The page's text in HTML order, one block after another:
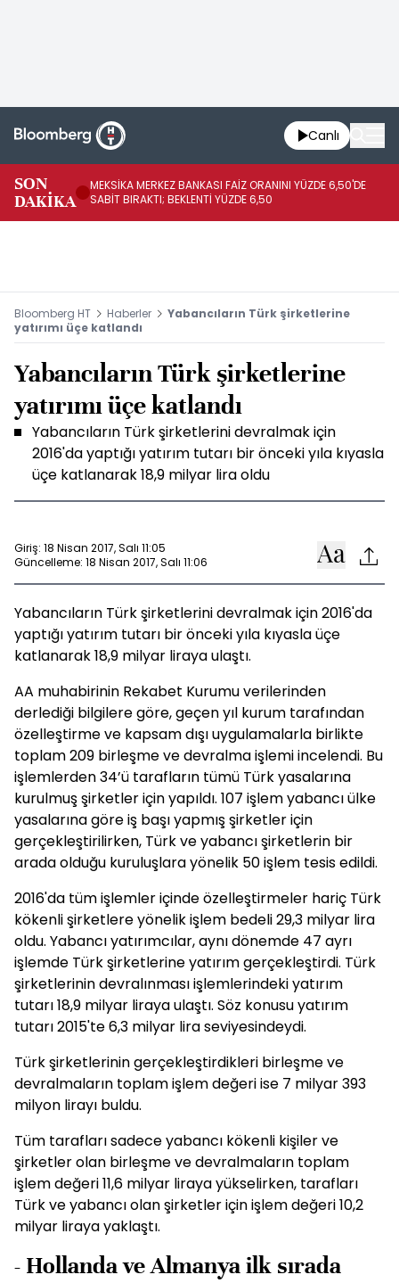
Canlı
SON
DAKİKA
MEKSİKA MERKEZ BANKASI FAİZ ORANINI YÜZDE 6,50'DE
SABİT BIRAKTI; BEKLENTİ YÜZDE 6,50
Bloomberg HT Haberler
Yabancıların Türk şirketlerine
yatırımı üçe katlandı
Yabancıların Türk şirketlerine
yatırımı üçe katlandı
Yabancıların Türk şirketlerini devralmak için
2016'da yaptığı yatırım tutarı bir önceki yıla kıyasla
üçe katlanarak 18,9 milyar lira oldu
Giriş: 18 Nisan 2017, Salı 11:05
Güncelleme: 18 Nisan 2017, Salı 11:06
Yabancıların Türk şirketlerini devralmak için 2016'da
yaptığı yatırım tutarı bir önceki yıla kıyasla üçe
katlanarak 18,9 milyar liraya ulaştı.
AA muhabirinin Rekabet Kurumu verilerinden
derlediği bilgilere göre, geçen yıl kurum tarafından
özelleştirme ve kapsam dışı uygulamalarla birlikte
toplam 209 birleşme ve devralma işlemi incelendi. Bu
işlemlerden 34’ü tarafların tümü Türk yasalarına
kurulmuş şirketler için yapıldı. 107 işlem yabancı ülke
yasalarına göre iş başı yapmış şirketler için
gerçekleştirilirken, Türk ve yabancı şirketlerin bir
arada olduğu kuruluşlara yönelik 50 işlem tesis edildi.
2016'da tüm işlemler içinde özelleştirmeler hariç Türk
kökenli şirketlere yönelik işlem bedeli 29,3 milyar lira
oldu. Yabancı yatırımcılar, aynı dönemde 47 ayrı
işlemde Türk şirketlerine yatırım gerçekleştirdi. Türk
şirketlerinin devralınması işlemlerindeki yatırım
tutarı 18,9 milyar liraya ulaştı. Söz konusu yatırım
tutarı 2015'te 6,3 milyar lira seviyesindeydi.
Türk şirketlerinin gerçekleştirdikleri birleşme ve
devralmaların toplam işlem değeri ise 7 milyar 393
milyon lirayı buldu.
Tüm tarafları sadece yabancı kökenli kişiler ve
şirketler olan birleşme ve devralmaların toplam
işlem değeri 11,6 milyar liraya yükselirken, tarafları
Türk ve yabancı olan şirketler için işlem değeri 10,2
milyar liraya yaklaştı.
- Hollanda ve Almanya ilk sırada